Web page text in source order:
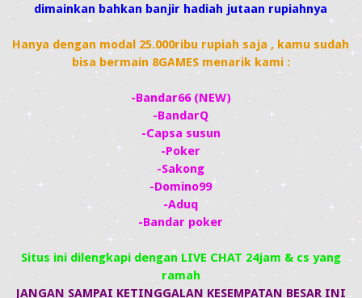
dimainkan bahkan banjir hadiah jutaan rupiahnya
Hanya dengan modal 25.000ribu rupiah saja , kamu sudah
bisa bermain 8GAMES menarik kami :
-Bandar66 (NEW)
-BandarQ
-Capsa susun
-Poker
-Sakong
-Domino99
-Aduq
-Bandar poker
Situs ini dilengkapi dengan LIVE CHAT 24jam & cs yang
ramah
JANGAN SAMPAI KETINGGALAN KESEMPATAN BESAR INI